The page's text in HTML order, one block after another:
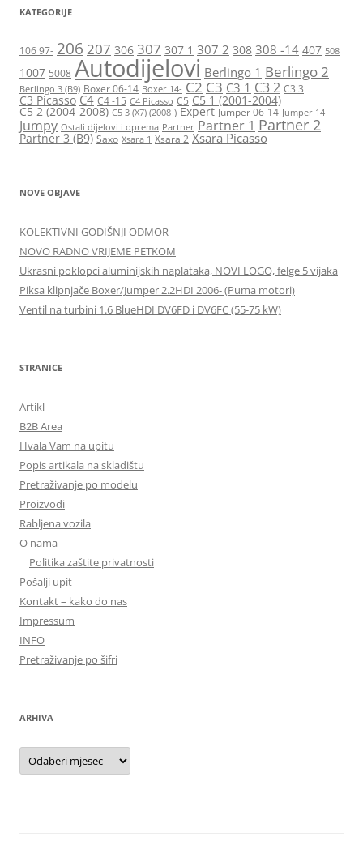
KATEGORIJE
106 97- 206 207 306 307 307 1 307 2 308 308 -14 407 508
1007 5008 Autodijelovi Berlingo 1 Berlingo 2
Berlingo 3 (B9) Boxer 06-14 Boxer 14- C2 C3 C3 1 C3 2 C3 3
C3 Picasso C4 C4 -15 C4 Picasso C5 C5 1 (2001-2004)
C5 2 (2004-2008) C5 3 (X7) (2008-) Expert Jumper 06-14 Jumper 14-
Jumpy Ostali dijelovi i oprema Partner Partner 1 Partner 2
Partner 3 (B9) Saxo Xsara 1 Xsara 2 Xsara Picasso
NOVE OBJAVE
KOLEKTIVNI GODIŠNJI ODMOR
NOVO RADNO VRIJEME PETKOM
Ukrasni poklopci aluminijskih naplataka, NOVI LOGO, felge 5 vijaka
Piksa klipnjače Boxer/Jumper 2.2HDI 2006- (Puma motori)
Ventil na turbini 1.6 BlueHDI DV6FD i DV6FC (55-75 kW)
STRANICE
Artikl
B2B Area
Hvala Vam na upitu
Popis artikala na skladištu
Pretraživanje po modelu
Proizvodi
Rabljena vozila
O nama
Politika zaštite privatnosti
Pošalji upit
Kontakt – kako do nas
Impressum
INFO
Pretraživanje po šifri
ARHIVA
Arhiva